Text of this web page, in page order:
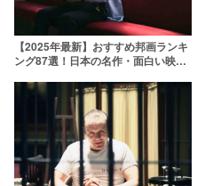
【2025年最新】おすすめ邦画ランキ
ング87選！日本の名作・面白い映画